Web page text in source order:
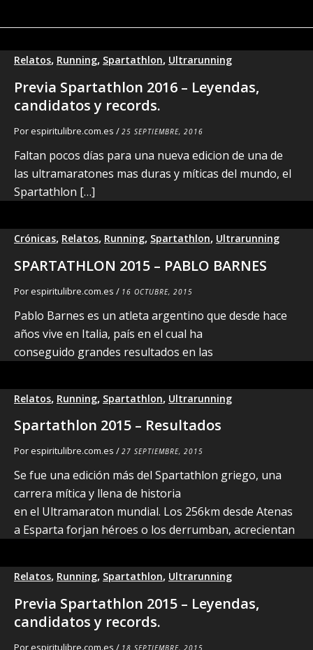
Relatos, Running, Spartathlon, Ultrarunning
Previa Spartathlon 2016 – Leyendas,
candidatos y records.
Porespiritulibre.com.es / 25 SEPTIEMBRE, 2016
Faltan pocos días para una nueva edicion de una de
las ultramaratones mas duras y míticas del mundo, el
Spartathlon […]
Crónicas, Relatos, Running, Spartathlon, Ultrarunning
SPARTATHLON 2015 – PABLO BARNES
Porespiritulibre.com.es / 16 OCTUBRE, 2015
Pablo Barnes es un atleta argentino que desde hace
años vive en Italia, país en el cual ha
conseguido grandes resultados en las
Relatos, Running, Spartathlon, Ultrarunning
Spartathlon 2015 – Resultados
Porespiritulibre.com.es / 27 SEPTIEMBRE, 2015
Se fue una edición más del Spartathlon griego, una
carrera mítica y llena de historia
en el Ultramaraton mundial. Los 256km desde Atenas
a Esparta forjan héroes o los derrumban, acrecientan
Relatos, Running, Spartathlon, Ultrarunning
Previa Spartathlon 2015 – Leyendas,
candidatos y records.
Porespiritulibre.com.es /